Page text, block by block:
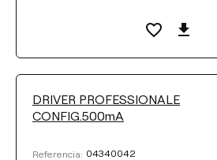
DRIVER PROFESSIONALE
CONFIG.500mA
Referencia: 04340042